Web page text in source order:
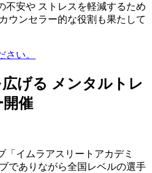
不安や ストレスを軽減するため
ウンセラー的な役割も果たして
い。
げる メンタルトレ
催
「イムラアスリートアカデミ
でありながら全国レベルの選手